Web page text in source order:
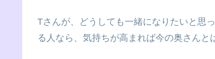
Tさんが、どうしても一緒になりたいと思
る人なら、気持ちが高まれば今の奥さんと